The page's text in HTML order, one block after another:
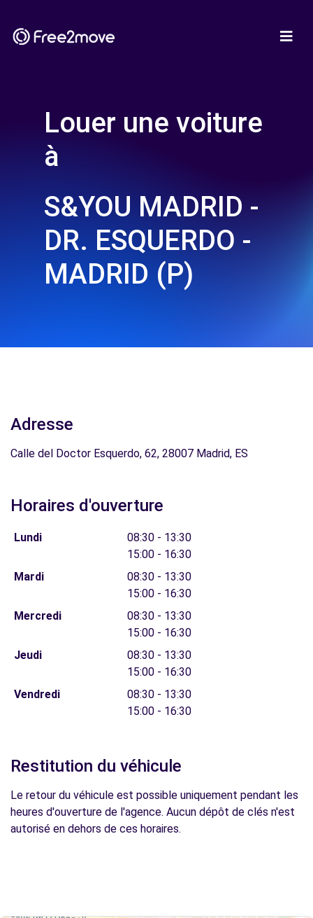
Louer une voiture
à
S&YOU MADRID -
DR. ESQUERDO -
MADRID (P)
Adresse
Calle del Doctor Esquerdo, 62, 28007 Madrid, ES
Horaires d'ouverture
Lundi
08:30 - 13:30
15:00 - 16:30
Mardi
08:30 - 13:30
15:00 - 16:30
Mercredi
08:30 - 13:30
15:00 - 16:30
Jeudi
08:30 - 13:30
15:00 - 16:30
Vendredi
08:30 - 13:30
15:00 - 16:30
Restitution du véhicule
Le retour du véhicule est possible uniquement pendant les
heures d'ouverture de l'agence. Aucun dépôt de clés n'est
autorisé en dehors de ces horaires.